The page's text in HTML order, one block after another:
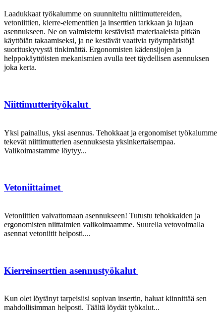
Laadukkaat työkalumme on suunniteltu niittimuttereiden,
vetoniittien, kierre-elementtien ja inserttien tarkkaan ja lujaan
asennukseen. Ne on valmistettu kestävistä materiaaleista pitkän
käyttöiän takaamiseksi, ja ne kestävät vaativia työympäristöjä
suorituskyvystä tinkimättä. Ergonomisten kädensijojen ja
helppokäyttöisten mekanismien avulla teet täydellisen asennuksen
joka kerta.
Niittimutterityökalut
Yksi painallus, yksi asennus. Tehokkaat ja ergonomiset työkalumme
tekevät niittimutterien asennuksesta yksinkertaisempaa.
Valikoimastamme löytyy...
Vetoniittaimet
Vetoniittien vaivattomaan asennukseen! Tutustu tehokkaiden ja
ergonomisten niittaimien valikoimaamme. Suurella vetovoimalla
asennat vetoniitit helposti....
Kierreinserttien asennustyökalut
Kun olet löytänyt tarpeisiisi sopivan insertin, haluat kiinnittää sen
mahdollisimman helposti. Täältä löydät työkalut...